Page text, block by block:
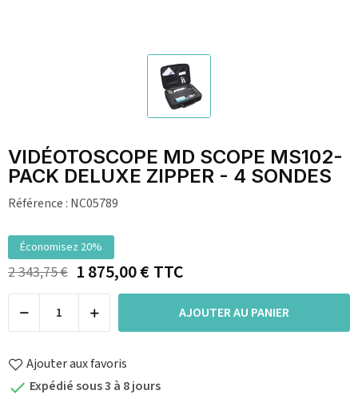
VIDÉOTOSCOPE MD SCOPE MS102-
PACK DELUXE ZIPPER - 4 SONDES
Référence : NC05789
Économisez 20%
2 343,75 € 1 875,00 €TTC
AJOUTER AU PANIER
Ajouter aux favoris
 Expédié sous 3 à 8 jours